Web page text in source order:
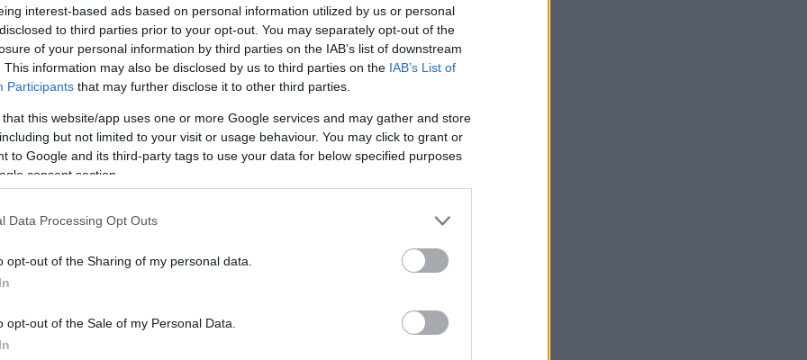
interest-based ads based on personal information utilized by us or personal
to third parties prior to your opt-out. You may separately opt-out of the
of your personal information by third parties on the IAB’s list of downstream
This information may also be disclosed by us to third parties on the IAB’s List of
Participants that may further disclose it to other third parties.
that this website/app uses one or more Google services and may gather and store
but not limited to your visit or usage behaviour. You may click to grant or
to Google and its third-party tags to use your data for below specified purposes
consent section.
Data Processing Opt Outs
opt-out of the Sharing of my personal data.
opt-out of the Sale of my Personal Data.